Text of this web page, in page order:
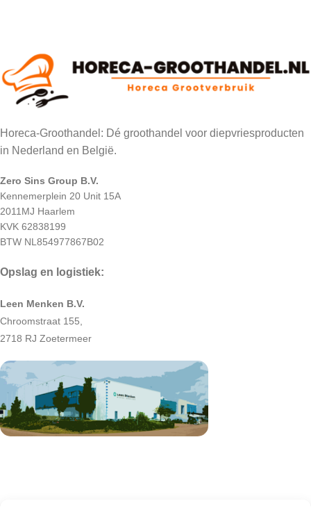
Horeca-Groothandel: Dé groothandel voor diepvriesproducten
in Nederland en België.
Zero Sins Group B.V.
Kennemerplein 20 Unit 15A
2011MJ Haarlem
KVK 62838199
BTW NL854977867B02
Opslag en logistiek:
Leen Menken B.V.
Chroomstraat 155,
2718 RJ Zoetermeer